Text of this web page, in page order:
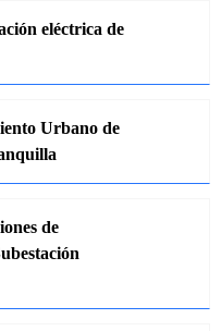
eléctrica de
Urbano de
de